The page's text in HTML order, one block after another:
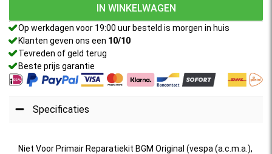
IN WINKELWAGEN
Op werkdagen voor 19:00 uur besteld is morgen in huis
Klanten geven ons een 10/10
Tevreden of geld terug
Beste prijs garantie
Specificaties
Niet Voor Primair Reparatiekit BGM Original (vespa (a.c.m.a.),